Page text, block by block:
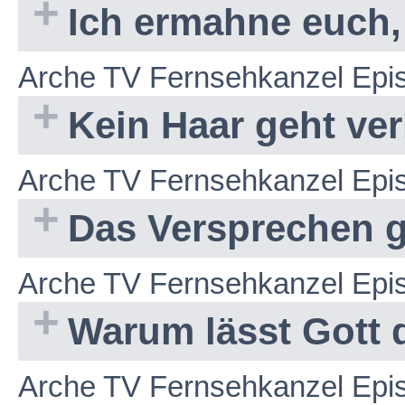
Ich ermahne
Arche TV Fernsehkanzel
Kein Haar geht
Arche TV Fernsehkanzel
Das Versprechen
Arche TV Fernsehkanzel
Warum lässt Gott
Arche TV Fernsehkanzel